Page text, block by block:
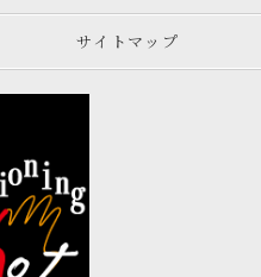
サイトマップ